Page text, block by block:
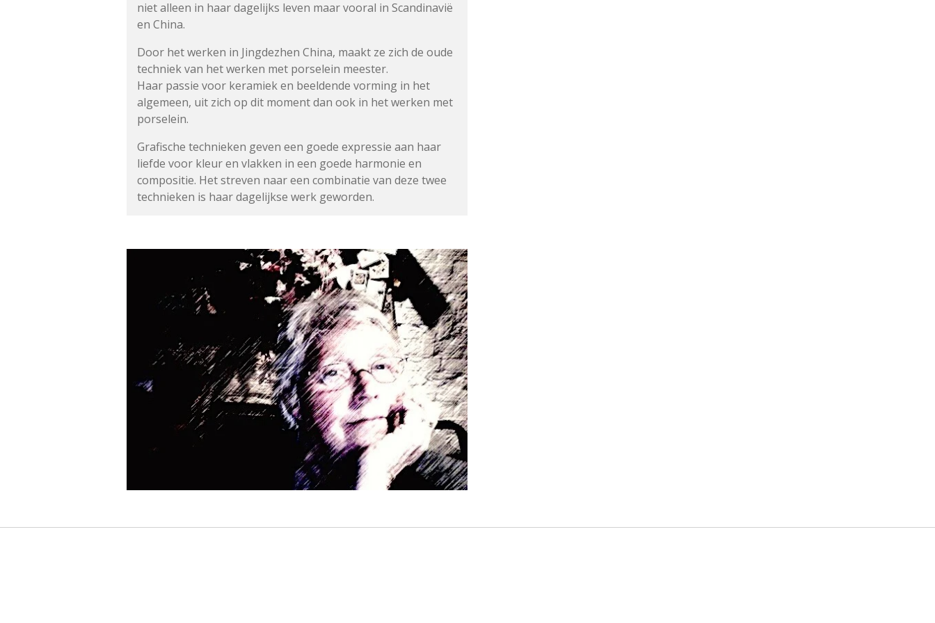
niet alleen in haar dagelijks leven maar vooral in Scandinavië
en China.
Door het werken in Jingdezhen China, maakt ze zich de oude
techniek van het werken met porselein meester.
Haar passie voor keramiek en beeldende vorming in het
algemeen, uit zich op dit moment dan ook in het werken met
porselein.
Grafische technieken geven een goede expressie aan haar
liefde voor kleur en vlakken in een goede harmonie en
compositie. Het streven naar een combinatie van deze twee
technieken is haar dagelijkse werk geworden.